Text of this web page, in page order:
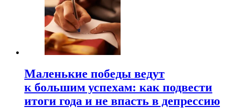
Маленькие победы ведут
к большим успехам: как подвести
итоги года и не впасть в депрессию